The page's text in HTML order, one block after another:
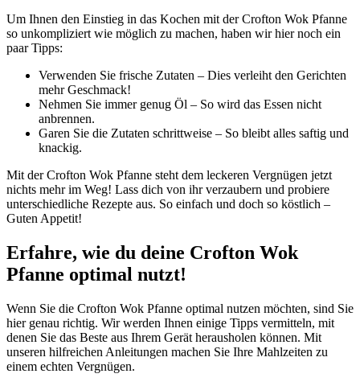
Um Ihnen den Einstieg in das Kochen mit der Crofton Wok Pfanne
so unkompliziert wie möglich zu machen, haben wir hier noch ein
paar Tipps:
Verwenden Sie frische Zutaten – Dies verleiht den Gerichten
mehr Geschmack!
Nehmen Sie immer genug Öl – So wird das Essen nicht
anbrennen.
Garen Sie die Zutaten schrittweise – So bleibt alles saftig und
knackig.
Mit der Crofton Wok Pfanne steht dem leckeren Vergnügen jetzt
nichts mehr im Weg! Lass dich von ihr verzaubern und probiere
unterschiedliche Rezepte aus. So einfach und doch so köstlich –
Guten Appetit!
Erfahre, wie du deine Crofton Wok
Pfanne optimal nutzt!
Wenn Sie die Crofton Wok Pfanne optimal nutzen möchten, sind Sie
hier genau richtig. Wir werden Ihnen einige Tipps vermitteln, mit
denen Sie das Beste aus Ihrem Gerät herausholen können. Mit
unseren hilfreichen Anleitungen machen Sie Ihre Mahlzeiten zu
einem echten Vergnügen.